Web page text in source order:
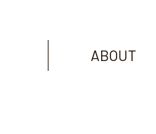
ABOUT